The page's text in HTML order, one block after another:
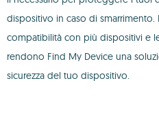
dispositivo in caso di smarrimento.
compatibilità con più dispositivi e
rendono Find My Device una
sicurezza del tuo dispositivo.